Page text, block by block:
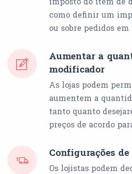
como definir um
ou sobre pedidos em
Aumentar a
modificador
As lojas podem
aumentem a
tanto quanto
preços de acordo
Configurações
Os lojistas podem